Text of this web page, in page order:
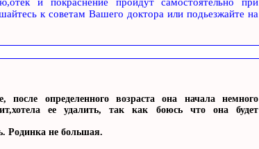
к советам Вашего доктора или подьезжайте на
определенного возраста она начала немного
ее удалить, так как боюсь что она будет
Родинка не большая.